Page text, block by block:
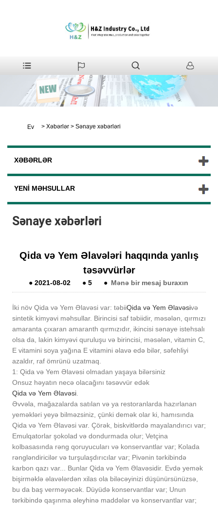
Ev > Xəbərlər > Sənaye xəbərləri
XƏBƏRLƏR
YENI MƏHSULLAR
Sənaye xəbərləri
Qida və Yem Əlavələri haqqında yanlış
təsəvvürlər
● 2021-08-02 ● 5 ● Mənə bir mesaj buraxın
İki növ Qida və Yem Əlavəsi var: təbiiQida və Yem Əlavəsivə
sintetik kimyəvi məhsullar. Birincisi saf təbiidir, məsələn, qırmızı
amaranta çıxaran amaranth qırmızıdır, ikincisi sənaye istehsalı
olsa da, lakin kimyəvi quruluşu və birincisi, məsələn, vitamin C,
E vitamini soya yağına E vitamini əlavə edə bilər, səfehliyi
azaldır, raf ömrünü uzatmaq.
1: Qida və Yem Əlavəsi olmadan yaşaya bilərsiniz
Onsuz həyatın necə olacağını təsəvvür edək
Qida və Yem Əlavəsi.
Əvvəla, mağazalarda satılan və ya restoranlarda hazırlanan
yeməkləri yeyə bilməzsiniz, çünki demək olar ki, hamısında
Qida və Yem Əlavəsi var. Çörək, biskvitlərdə mayalandırıcı var;
Emulqatorlar şokolad və dondurmada olur; Vetçina
kolbasasında rəng qoruyucuları və konservantlar var; Kolada
rəngləndiricilər və turşulaşdırıcılar var; Pivənin tərkibində
karbon qazı var... Bunlar Qida və Yem Əlavəsidir. Evdə yemək
bişirməklə əlavələrdən xilas ola biləcəyinizi düşünürsünüzsə,
bu da baş verməyəcək. Düyüdə konservantlar var; Unun
tərkibində qaşınma əleyhinə maddələr və konservantlar var;